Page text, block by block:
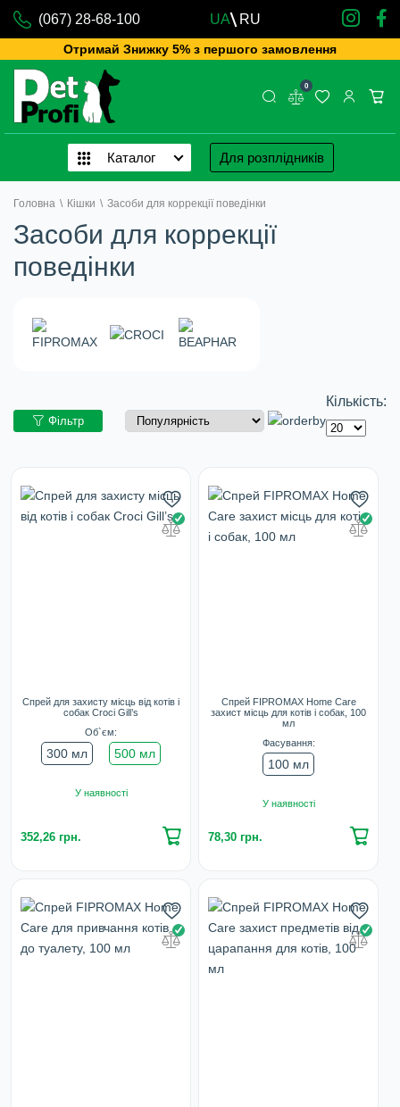
(067) 28-68-100 UA RU
Отримай Знижку 5% з першого замовлення
0
Каталог Для розплідників
Головна \ Кішки \ Засоби для коррекції поведінки
Засоби для коррекції
поведінки
Фільтр
Кількість:
Спрей для захисту місць від котів і
собак Croci Gill’s
Об`єм:
300 мл 500 мл
У наявності
352,26 грн.
Спрей FIPROMAX Home Care
захист місць для котів і собак, 100
мл
Фасування:
100 мл
У наявності
78,30 грн.